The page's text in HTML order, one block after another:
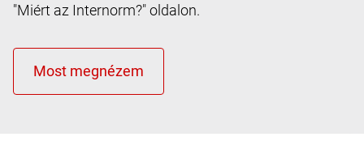
"Miért az Internorm?" oldalon.